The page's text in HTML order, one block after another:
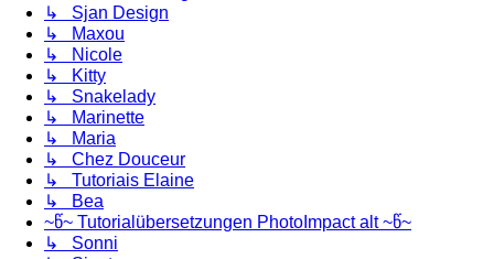
↳ Sjan Design
↳ Maxou
↳ Nicole
↳ Kitty
↳ Snakelady
↳ Marinette
↳ Maria
↳ Chez Douceur
↳ Tutoriais Elaine
↳ Bea
~წ~ Tutorialübersetzungen PhotoImpact alt ~წ~
↳ Sonni